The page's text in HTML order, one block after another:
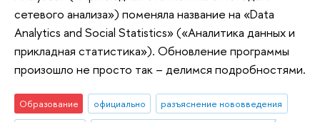
сетевого анализа») поменяла название на «Data
Analytics and Social Statistics» («Аналитика данных и
прикладная статистика»). Обновление программы
произошло не просто так – делимся подробностями.
Образование официально
разъяснение нововведения